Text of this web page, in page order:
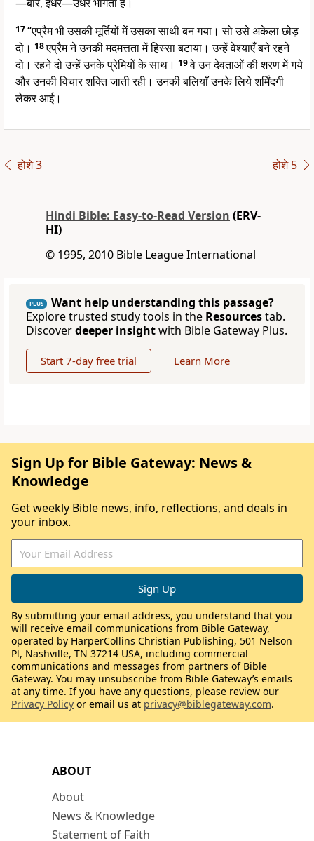
17“एप्रैम भी उसकी मूर्तियों में उसका साथी बन गया। सो उसे अकेला छोड़
दो। 18एप्रैम ने उनकी मदमत्तता में हिस्सा बटाया। उन्हें वेश्याएँ बने रहने
दो। रहने दो उन्हें उनके प्रेमियों के साथ। 19वे उन देवताओं की शरण में गये
और उनकी विचार शक्ति जाती रही। उनकी बलियाँ उनके लिये शर्मिंदगी
लेकर आई।
होशे 3 होशे 5
Hindi Bible: Easy-to-Read Version (ERV-
HI)
© 1995, 2010 Bible League International
PLUS
Want help understanding this passage?
Explore trusted study tools in the Resourcestab.
Discoverdeeper insightwith Bible Gateway Plus.
Start 7-day free trial Learn More
ABOUT
About
News & Knowledge
Statement of Faith
Sign Up for Bible Gateway: News &
Knowledge
Get weekly Bible news, info, reflections, and deals in
your inbox.
By submitting your email address, you understand that you
will receive email communications from Bible Gateway,
operated by HarperCollins Christian Publishing, 501 Nelson
Pl, Nashville, TN 37214 USA, including commercial
communications and messages from partners of Bible
Gateway. You may unsubscribe from Bible Gateway’s emails
at any time. If you have any questions, please review our
Privacy Policy or email us at privacy@biblegateway.com.